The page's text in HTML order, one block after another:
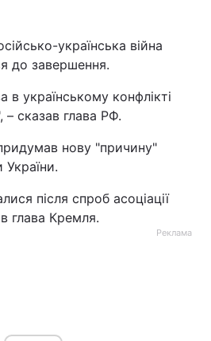
українська війна
до завершення.
українському конфлікті
сказав глава РФ.
нову "причину"
України.
після спроб асоціації
глава Кремля.
Реклама